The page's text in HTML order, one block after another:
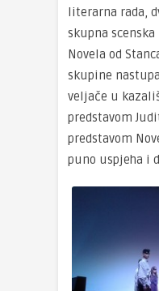
literarna rada,
skupna
Novela od
skupine
veljače u
predstavom
predstavom
puno uspjeha i